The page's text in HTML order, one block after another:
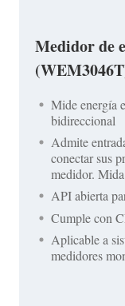
Medidor de
Mide energía
bidireccional
Admite
conectar sus
medidor.
API abierta
Cumple con
Aplicable a
medidores